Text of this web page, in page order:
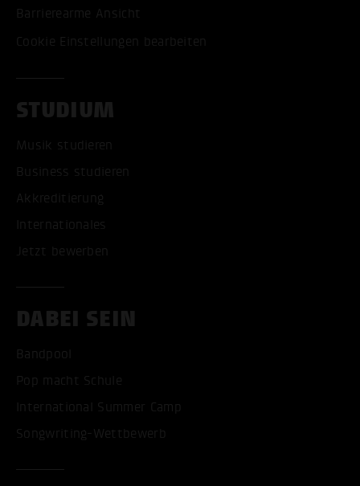
Barrierearme Ansicht
Cookie Einstellungen bearbeiten
STUDIUM
Musik studieren
Business studieren
Akkreditierung
Internationales
Jetzt bewerben
DABEI SEIN
Bandpool
Pop macht Schule
International Summer Camp
Songwriting-Wettbewerb